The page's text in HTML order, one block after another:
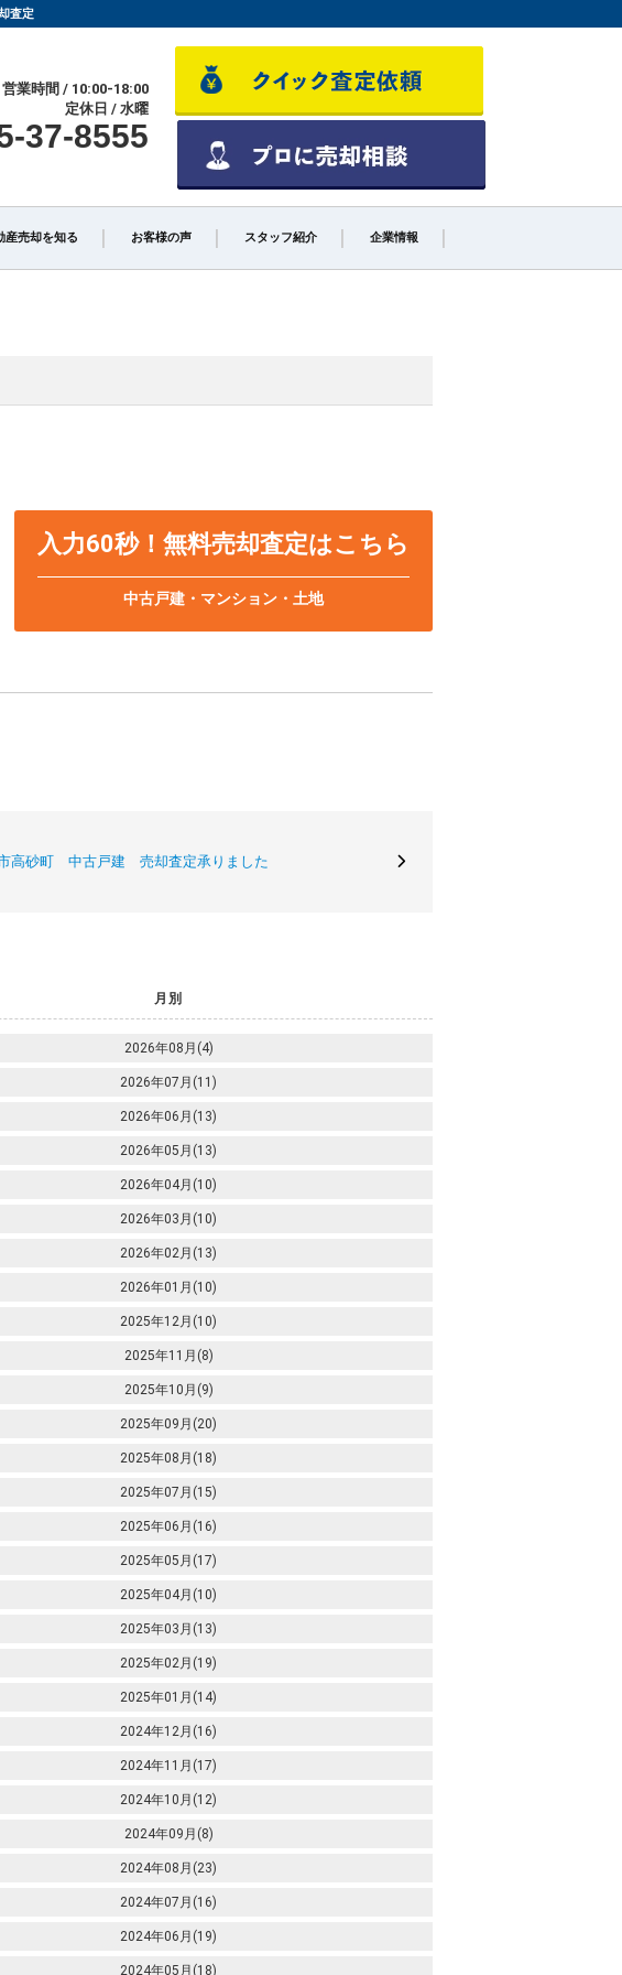
査定
営業時間 / 10:00-18:00
定休日 / 水曜
37-8555
産売却を知る お客様の声 スタッフ紹介 企業情報
入力60秒！無料売却査定はこちら
中古戸建・マンション・土地
高砂町 中古戸建 売却査定承りました
月別
2026年08月(4)
2026年07月(11)
2026年06月(13)
2026年05月(13)
2026年04月(10)
2026年03月(10)
2026年02月(13)
2026年01月(10)
2025年12月(10)
2025年11月(8)
2025年10月(9)
2025年09月(20)
2025年08月(18)
2025年07月(15)
2025年06月(16)
2025年05月(17)
2025年04月(10)
2025年03月(13)
2025年02月(19)
2025年01月(14)
2024年12月(16)
2024年11月(17)
2024年10月(12)
2024年09月(8)
2024年08月(23)
2024年07月(16)
2024年06月(19)
2024年05月(18)